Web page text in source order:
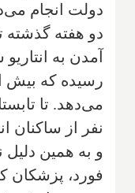
دولت انجام
دو هفته گذشته
نفر از ساکنان
و به همین دلیل
فورد، پزشکان